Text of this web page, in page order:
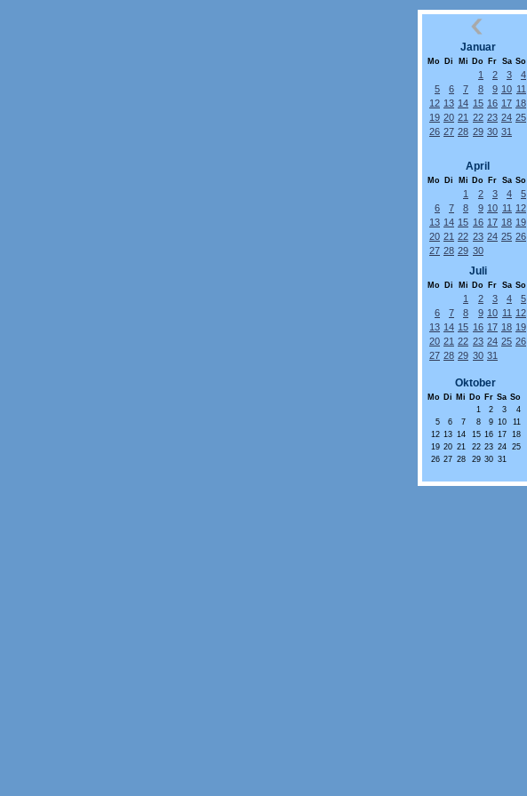
Januar
Mo Di Mi Do Fr Sa So
1 2 3
4
5
6 7 8 9 10 11
12 13 14 15 16 17 18
19 20 21 22 23 24 25
26 27 28 29 30 31
April
Mo Di Mi Do Fr Sa So
1 2 3 4
5
6
7 8 9 10 11 12
13 14 15 16 17 18 19
20 21 22 23 24 25 26
27 28 29 30
Juli
Mo Di Mi Do Fr Sa So
1 2 3 4
5
6
7 8 9 10 11 12
13 14 15 16 17 18 19
20 21 22 23 24 25 26
27 28 29 30 31
Oktober
Mo Di Mi Do Fr Sa So
1
2 3
4
5
6 7 8 9 10
11
12 13 14 15 16 17 18
19 20 21 22 23 24 25
26 27 28 29 30 31